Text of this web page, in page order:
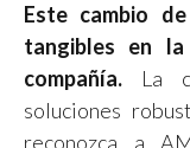
Este cambio
tangibles en
compañía. La
soluciones
reconozca a